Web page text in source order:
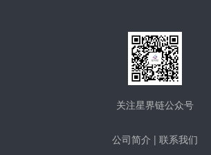
关注星界链公众号
公司简介 | 联系我们